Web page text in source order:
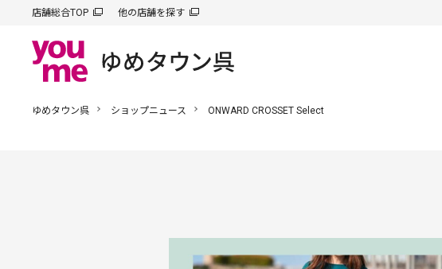
店舗総合TOP 他の店舗を探す
ゆめタウン呉 ショップニュース ONWARD CROSSET Select